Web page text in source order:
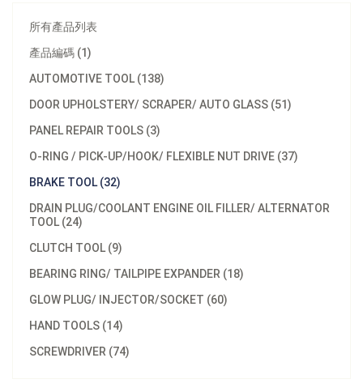
所有產品列表
產品編碼 (1)
AUTOMOTIVE TOOL (138)
DOOR UPHOLSTERY/ SCRAPER/ AUTO GLASS (51)
PANEL REPAIR TOOLS (3)
O-RING / PICK-UP/HOOK/ FLEXIBLE NUT DRIVE (37)
BRAKE TOOL (32)
DRAIN PLUG/COOLANT ENGINE OIL FILLER/ ALTERNATOR
TOOL (24)
CLUTCH TOOL (9)
BEARING RING/ TAILPIPE EXPANDER (18)
GLOW PLUG/ INJECTOR/SOCKET (60)
HAND TOOLS (14)
SCREWDRIVER (74)